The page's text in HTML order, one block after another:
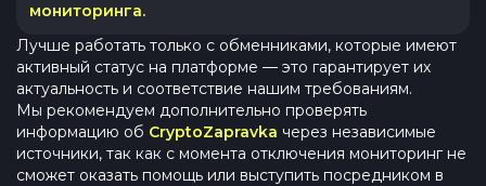
мониторинга.
Лучше работать только с обменниками, которые имеют
активный статус на платформе — это гарантирует их
актуальность и соответствие нашим требованиям.
Мы рекомендуем дополнительно проверять
информацию об CryptoZapravka через независимые
источники, так как с момента отключения мониторинг не
сможет оказать помощь или выступить посредником в